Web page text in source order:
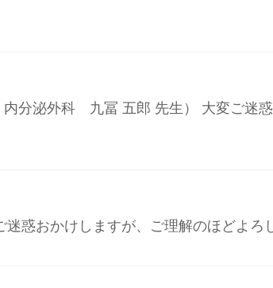
分泌外科 九冨 五郎 先生） 大変ご迷
惑おかけしますが、ご理解のほどよろ